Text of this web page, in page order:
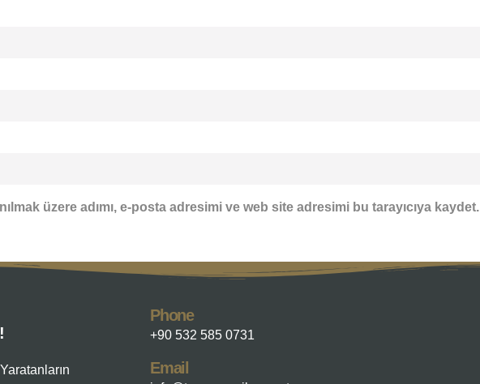
üzere adımı, e-posta adresimi ve web site adresimi bu tarayıcıya kaydet.
Phone
+90 532 585 0731
Email